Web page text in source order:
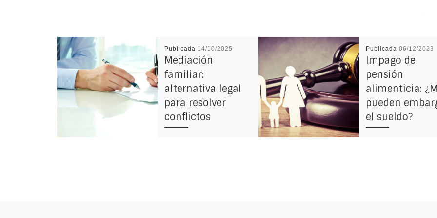
Publicada 14/10/2025
Mediación
familiar:
alternativa legal
para resolver
conflictos
Publicada 06/12/2023
Impago de
pensión
alimenticia:
pueden
el sueldo?